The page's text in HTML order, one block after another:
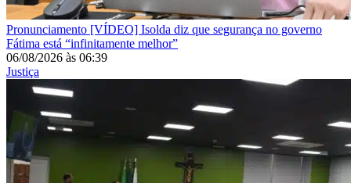
Pronunciamento [VÍDEO] Isolda diz que segurança no governo
Fátima está “infinitamente melhor”
06/08/2026 às 06:39
Justiça